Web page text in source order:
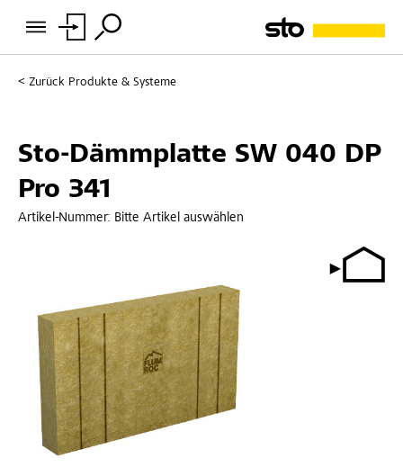
Zurück Produkte & Systeme
Sto-Dämmplatte SW 040 DP
Pro 341
Artikel-Nummer: Bitte Artikel auswählen